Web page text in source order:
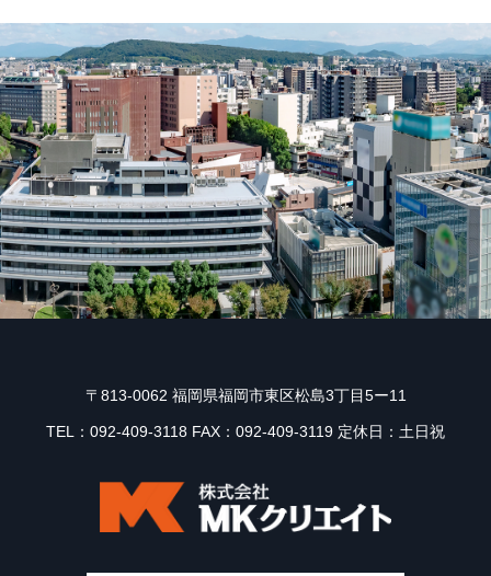
〒813-0062 福岡県福岡市東区松島3丁目5ー11
TEL：092-409-3118 FAX：092-409-3119 定休日：土日祝